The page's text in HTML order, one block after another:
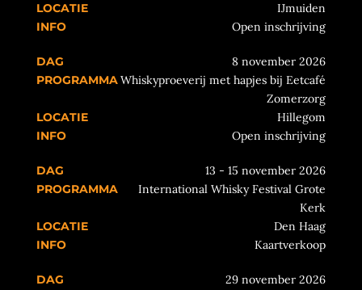
IJmuiden
Open inschrijving
8 november 2026
Whiskyproeverij met hapjes bij Eetcafé
Zomerzorg
Hillegom
Open inschrijving
13 - 15 november 2026
International Whisky Festival Grote
Kerk
Den Haag
Kaartverkoop
29 november 2026